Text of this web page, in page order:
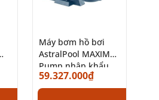
Máy bơm hồ bơi
AstralPool MAXIM
Pump nhập khẩu
chính hãng
59.327.000₫